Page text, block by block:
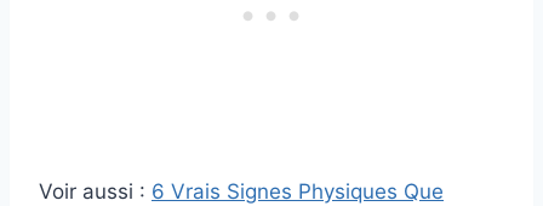
Voir aussi : 6 Vrais Signes Physiques Que